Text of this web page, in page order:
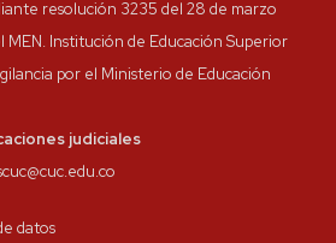
resolución 3235 del 28 de marzo
MEN. Institución de Educación Superior
por el Ministerio de Educación
judiciales
datos